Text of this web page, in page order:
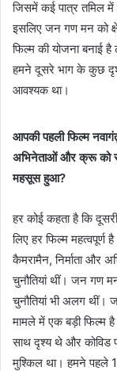
जिसमें कई पात्र तमिल में
इसलिए जन गण मन को
फिल्म की योजना बनाई
हमने दूसरे भाग के कुछ
आवश्यक था।
आपकी पहली फिल्म
अभिनेताओं और क्रू को
महसूस हुआ?
हर कोई कहता है कि
लिए हर फिल्म महत्वपूर्ण
कैमरामैन, निर्माता और
चुनौतियां थीं। जन गण
चुनौतियां भी अलग
मामले में एक बड़ी फिल्म
साथ दृश्य थे और कोविड
मुश्किल था। हमने पहले